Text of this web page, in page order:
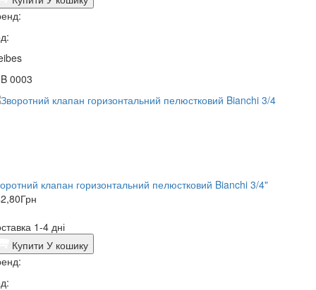
0003
клапан горизонтальний пелюстковий Bianchi 3/4"
Грн
1-4 дні
Купити У кошику